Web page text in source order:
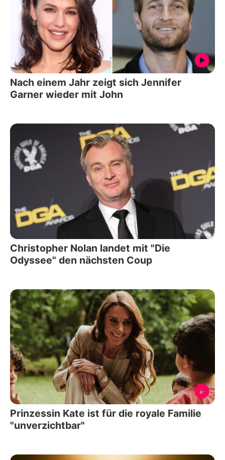
Nach einem Jahr zeigt sich Jennifer
Garner wieder mit John
Christopher Nolan landet mit "Die
Odyssee" den nächsten Coup
Prinzessin Kate ist für die royale Familie
"unverzichtbar"